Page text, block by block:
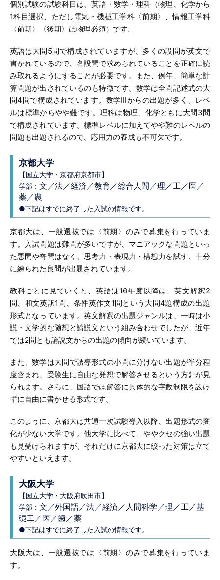
個別試験の試験科目は、英語・数学・理科（物理、化学から
1科目選択、ただし電気・機械工学科〈前期〉、情報工学科
〈前期〉〈後期〉は物理必須）です。
英語は大問5問で構成されていますが、多くの設問が英文で
書かれているので、各設問で求められていることを正確に読
み取れるようにすることが必要です。また、例年、簡単な計
算問題が出されているのも特徴です。数学は全問記述式の大
問4問で構成されています。数学Ⅲからの出題が多く、レベ
ルは標準からやや難です。理科は物理、化学ともに大問3問
で構成されています。標準レベルに加えてやや難のレベルの
問題も出題されるので、応用力の養成も不可欠です。
京都大学
【国立大学・京都府京都市】
学部： 文／法／経済／教育／総合人間／理／工／医／
薬／農
●下記はすでに終了した入試の情報です。
京都大は、一般選抜では〈前期〉のみで募集を行っていま
す。入試問題は難問が多いですが、マニアックな問題といっ
た悪問や奇問はなく、思考力・表現力・構想力を試す、十分
に練られた良問が出題されています。
教科ごとに見ていくと、英語は16年度以降は、英文解釈2
問、和文英訳1問、条件英作文1問という大問4題構成の出題
形式となっています。英文解釈の出題ジャンルは、一時は小
説・文学的な随想と論説文という組み合わせでしたが、近年
では2問とも論説文からの出題の傾向が続いています。
また、数学は大問で誘導形式の小問に分けない出題が半分程
度含まれ、受験生に自由な発想で解答させるという方針が見
られます。さらに、国語では解答に具体的な字数制限を設け
ずに自由に書かせる形式です。
このように、京都大は共通一次試験導入以降、出題形式の変
化が少ない大学です。他大学に比べて、ややクセの強い出題
も見受けられますが、それだけに京都大に絞った対策は立て
やすいといえます。
大阪大学
【国立大学・大阪府吹田市】
学部： 文／外国語／法／経済／人間科学／理／工／基
礎工／医／歯／薬
●下記はすでに終了した入試の情報です。
大阪大は、一般選抜では〈前期〉のみで募集を行っていま
す。